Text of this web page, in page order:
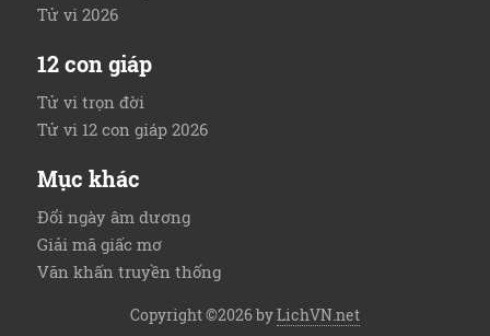
Tử vi 2026
12 con giáp
Tử vi trọn đời
Tử vi 12 con giáp 2026
Mục khác
Đổi ngày âm dương
Giải mã giấc mơ
Văn khấn truyền thống
Copyright ©2026 byLichVN.net